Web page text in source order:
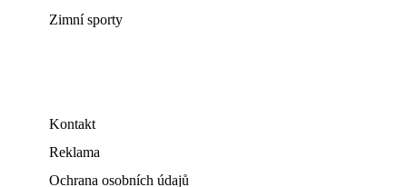
Zimní sporty
Kontakt
Reklama
Ochrana osobních údajů